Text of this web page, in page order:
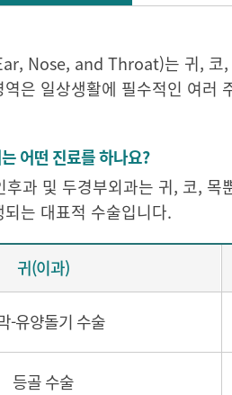
Nose, and Throat)는 귀, 코,
은 일상생활에 필수적인 여러
어떤 진료를 하나요?
후과 및 두경부외과는 귀, 코,
는 대표적 수술입니다.
귀(이과)
-유양돌기 수술
등골 수술